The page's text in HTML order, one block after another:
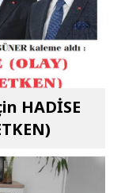
HADİSE